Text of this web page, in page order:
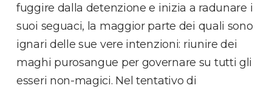
fuggire dalla detenzione e inizia a radunare i
suoi seguaci, la maggior parte dei quali sono
ignari delle sue vere intenzioni: riunire dei
maghi purosangue per governare su tutti gli
esseri non-magici. Nel tentativo di